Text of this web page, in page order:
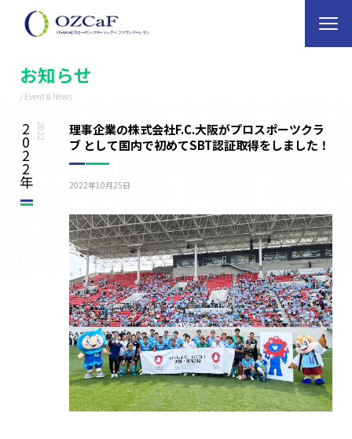
お知らせ
/ Event & News
2022
2
0
2
2
年
理事企業の株式会社F.C.大阪がプロスポーツクラ
ブ として国内で初めてSBT認証取得をしました！
2022年10月25日